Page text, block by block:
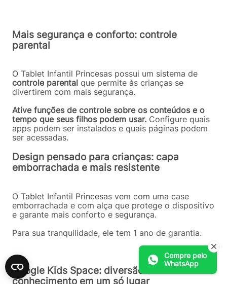
Compre pelo
WhatsApp
Mais segurança e conforto: controle
parental
O Tablet Infantil Princesas possui um sistema de
controle parental que permite às crianças se
divertirem com mais segurança.
Ative funções de controle sobre os conteúdos e o
tempo que seus filhos podem usar. Configure quais
apps podem ser instalados e quais páginas podem
ser acessadas.
Design pensado para crianças: capa
emborrachada e mais resistente
O Tablet Infantil Princesas vem com uma case
emborrachada e com alça que protege o dispositivo
e garante mais conforto e segurança.
Para sua tranquilidade, ele tem 1 ano de garantia.
Google Kids Space: diversão e
conhecimento em um só lugar